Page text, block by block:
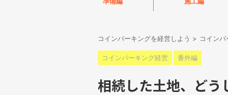
コインパーキングを経営しよう > コイン
コインパーキング経営 番外編
相続した土地、どう